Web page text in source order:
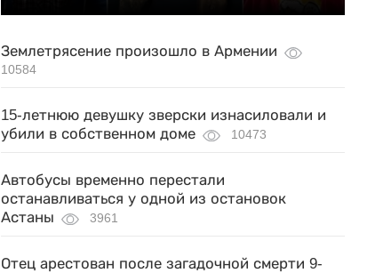
Землетрясение произошло в Армении
10584
15-летнюю девушку зверски изнасиловали и
убили в собственном доме
10473
Автобусы временно перестали
останавливаться у одной из остановок
Астаны
3961
Отец арестован после загадочной смерти 9-